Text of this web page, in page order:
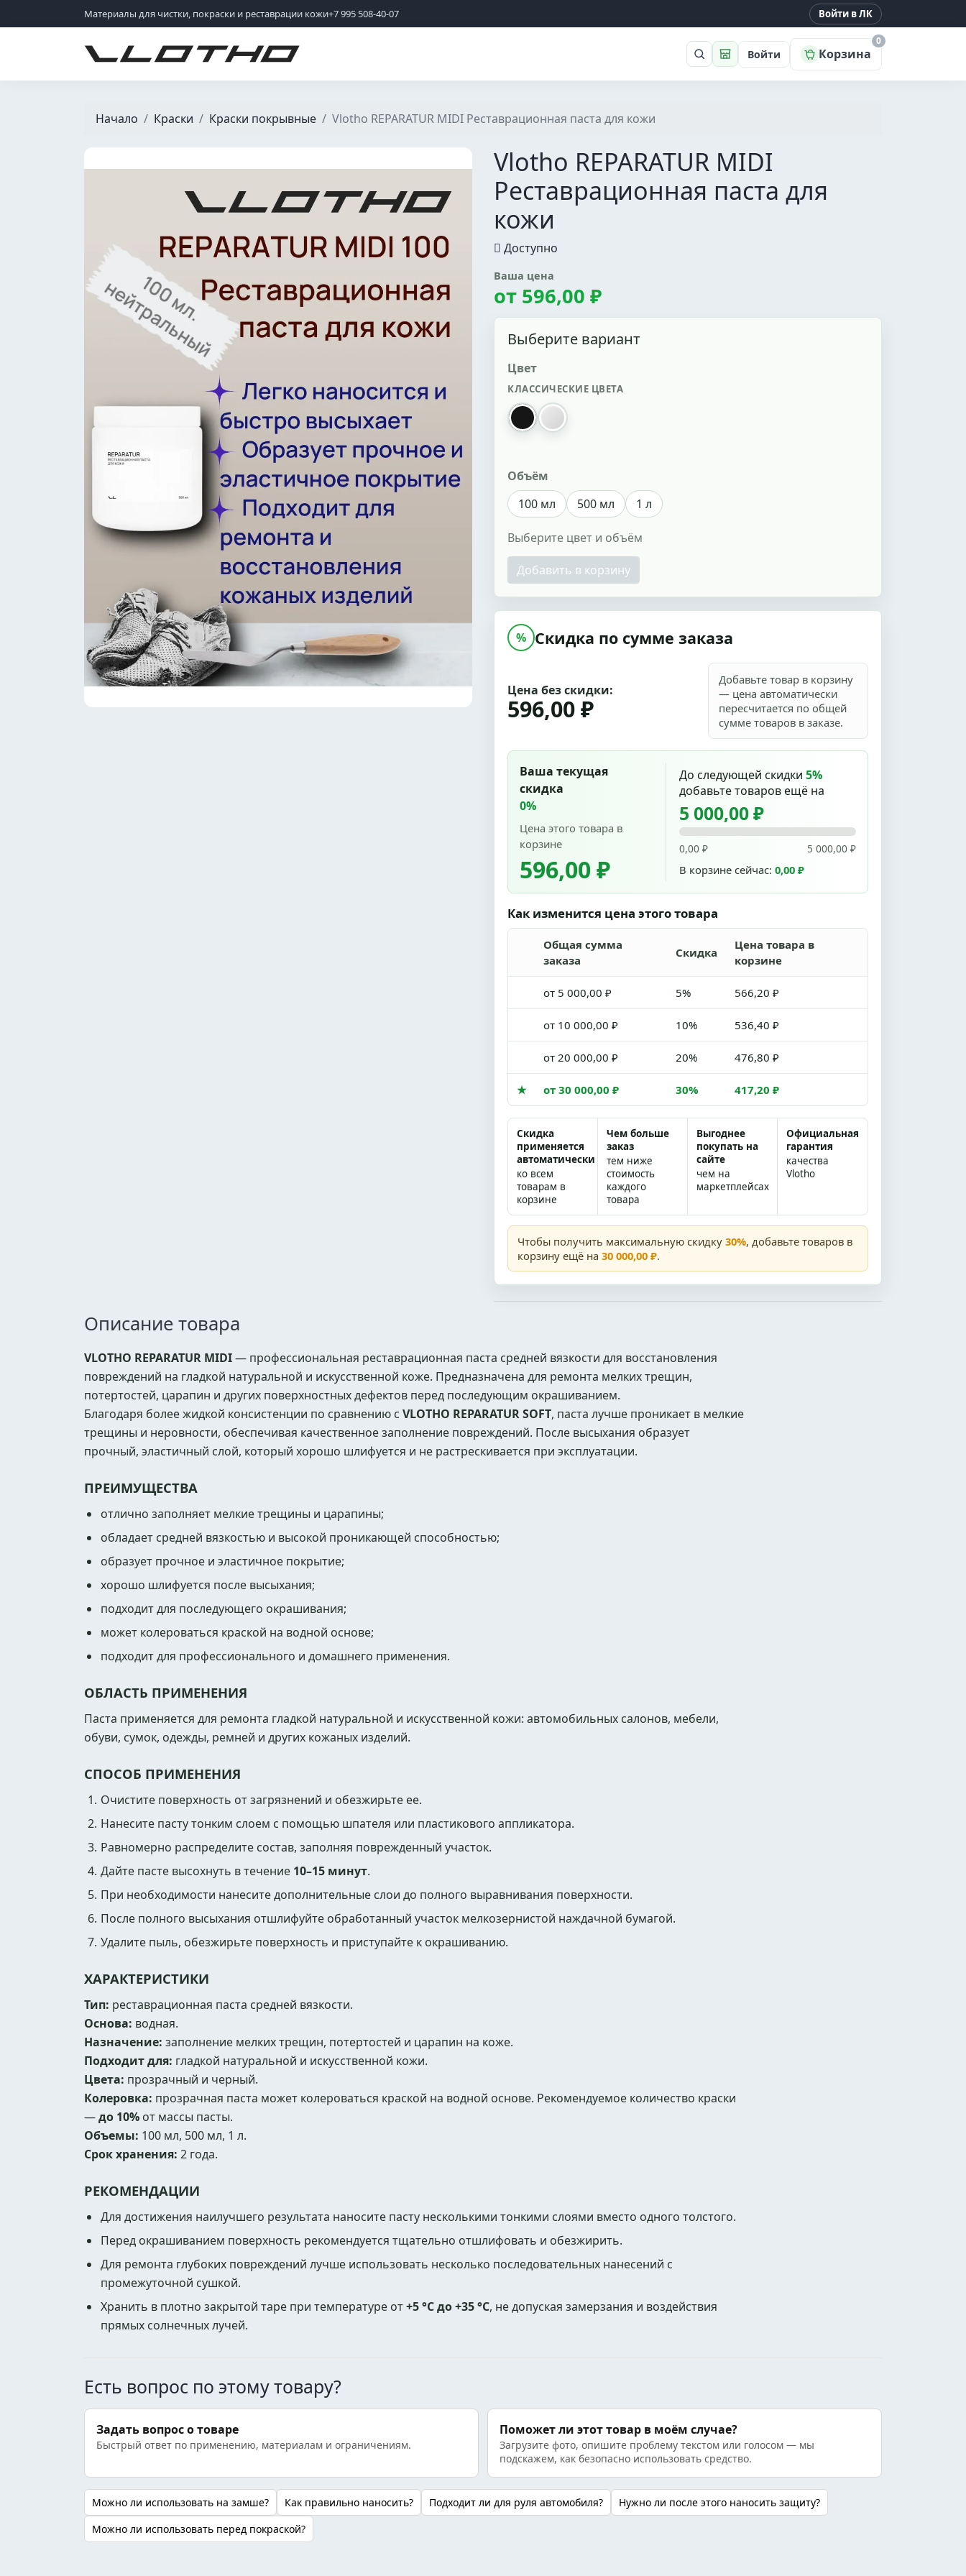
Материалы для чистки, покраски и реставрации кожи+7 995 508-40-07 Войти в ЛК
VLOTHO ПоискМагазин
Войти Корзина
0
Начало Краски Краски покрывные Vlotho REPARATUR MIDI Реставрационная паста для кожи
Vlotho REPARATUR MIDI
Реставрационная паста для
кожи
Доступно
Ваша цена
от 596,00 ₽
Выберите вариант
Цвет
КЛАССИЧЕСКИЕ ЦВЕТА
чернаяпрозрачная
Объём
100 мл
500 мл 1 л
Выберите цвет и объём
Добавить в корзину
% Скидка по сумме заказа
Цена без скидки:
596,00 ₽
Добавьте товар в корзину
— цена автоматически
пересчитается по общей
сумме товаров в заказе.
Ваша текущая
скидка
0%
Цена этого товара в
корзине
596,00 ₽
До следующей скидки 5%
добавьте товаров ещё на
5 000,00 ₽
0,00 ₽ 5 000,00 ₽
В корзине сейчас: 0,00 ₽
Как изменится цена этого товара
Общая сумма
заказа
Скидка
Цена товара в
корзине
от 5 000,00 ₽ 5% 566,20 ₽
от 10 000,00 ₽ 10% 536,40 ₽
от 20 000,00 ₽ 20% 476,80 ₽
★ от 30 000,00 ₽ 30% 417,20 ₽
Скидка
применяется
автоматически
ко всем
товарам в
корзине
Чем больше
заказ
тем ниже
стоимость
каждого
товара
Выгоднее
покупать на
сайте
чем на
маркетплейсах
Официальная
гарантия
качества
Vlotho
Чтобы получить максимальную скидку 30%, добавьте товаров в
корзину ещё на 30 000,00 ₽.
Описание товара
VLOTHO REPARATUR MIDI— профессиональная реставрационная паста средней вязкости для восстановления
повреждений на гладкой натуральной и искусственной коже. Предназначена для ремонта мелких трещин,
потертостей, царапин и других поверхностных дефектов перед последующим окрашиванием.
Благодаря более жидкой консистенции по сравнению с VLOTHO REPARATUR SOFT, паста лучше проникает в мелкие
трещины и неровности, обеспечивая качественное заполнение повреждений. После высыхания образует
прочный, эластичный слой, который хорошо шлифуется и не растрескивается при эксплуатации.
ПРЕИМУЩЕСТВА
отлично заполняет мелкие трещины и царапины;
обладает средней вязкостью и высокой проникающей способностью;
образует прочное и эластичное покрытие;
хорошо шлифуется после высыхания;
подходит для последующего окрашивания;
может колероваться краской на водной основе;
подходит для профессионального и домашнего применения.
ОБЛАСТЬ ПРИМЕНЕНИЯ
Паста применяется для ремонта гладкой натуральной и искусственной кожи: автомобильных салонов, мебели,
обуви, сумок, одежды, ремней и других кожаных изделий.
СПОСОБ ПРИМЕНЕНИЯ
Очистите поверхность от загрязнений и обезжирьте ее.
Нанесите пасту тонким слоем с помощью шпателя или пластикового аппликатора.
Равномерно распределите состав, заполняя поврежденный участок.
Дайте пасте высохнуть в течение 10–15 минут.
При необходимости нанесите дополнительные слои до полного выравнивания поверхности.
После полного высыхания отшлифуйте обработанный участок мелкозернистой наждачной бумагой.
Удалите пыль, обезжирьте поверхность и приступайте к окрашиванию.
ХАРАКТЕРИСТИКИ
Тип: реставрационная паста средней вязкости.
Основа: водная.
Назначение: заполнение мелких трещин, потертостей и царапин на коже.
Подходит для: гладкой натуральной и искусственной кожи.
Цвета: прозрачный и черный.
Колеровка: прозрачная паста может колероваться краской на водной основе. Рекомендуемое количество краски
—до 10% от массы пасты.
Объемы: 100 мл, 500 мл, 1 л.
Срок хранения: 2 года.
РЕКОМЕНДАЦИИ
Для достижения наилучшего результата наносите пасту несколькими тонкими слоями вместо одного толстого.
Перед окрашиванием поверхность рекомендуется тщательно отшлифовать и обезжирить.
Для ремонта глубоких повреждений лучше использовать несколько последовательных нанесений с
промежуточной сушкой.
Хранить в плотно закрытой таре при температуре от+5 °C до +35 °C, не допуская замерзания и воздействия
прямых солнечных лучей.
Есть вопрос по этому товару?
Задать вопрос о товаре
Быстрый ответ по применению, материалам и ограничениям.
Поможет ли этот товар в моём случае?
Загрузите фото, опишите проблему текстом или голосом — мы
подскажем, как безопасно использовать средство.
Можно ли использовать на замше? Как правильно наносить? Подходит ли для руля автомобиля?
Нужно ли после этого наносить защиту?
Можно ли использовать перед покраской?